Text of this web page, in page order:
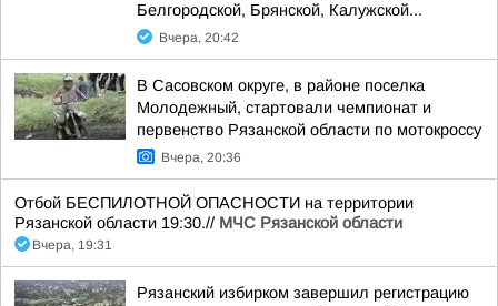
Белгородской, Брянской, Калужской...
Вчера, 20:42
В Сасовском округе, в районе поселка
Молодежный, стартовали чемпионат и
первенство Рязанской области по мотокроссу
Вчера, 20:36
Отбой БЕСПИЛОТНОЙ ОПАСНОСТИ на территории
Рязанской области 19:30.// МЧС Рязанской области
Вчера, 19:31
Рязанский избирком завершил регистрацию